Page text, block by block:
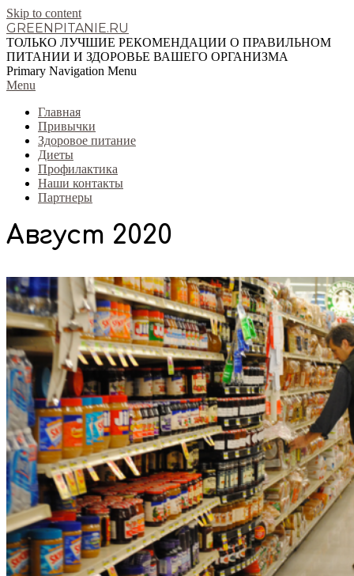
Skip to content
GREENPITANIE.RU
ТОЛЬКО ЛУЧШИЕ РЕКОМЕНДАЦИИ О ПРАВИЛЬНОМ
ПИТАНИИ И ЗДОРОВЬЕ ВАШЕГО ОРГАНИЗМА
Primary Navigation Menu
Menu
Главная
Привычки
Здоровое питание
Диеты
Профилактика
Наши контакты
Партнеры
Август 2020